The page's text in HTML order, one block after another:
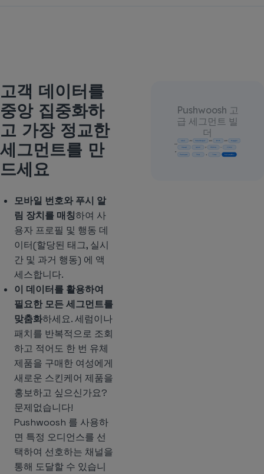
Pushwoosh 고
급 세그먼트 빌
더
고객 데이터를
중앙 집중화하
고 가장 정교한
세그먼트를 만
드세요
모바일 번호와 푸시 알
림 장치를 매칭하여 사
용자 프로필 및 행동 데
이터(할당된 태그, 실시
간 및 과거 행동) 에 액
세스합니다.
이 데이터를 활용하여
필요한 모든 세그먼트를
맞춤화하세요. 세럼이나
패치를 반복적으로 조회
하고 적어도 한 번 유체
제품을 구매한 여성에게
새로운 스킨케어 제품을
홍보하고 싶으신가요?
문제없습니다!
Pushwoosh 를 사용하
면 특정 오디언스를 선
택하여 선호하는 채널을
통해 도달할 수 있습니